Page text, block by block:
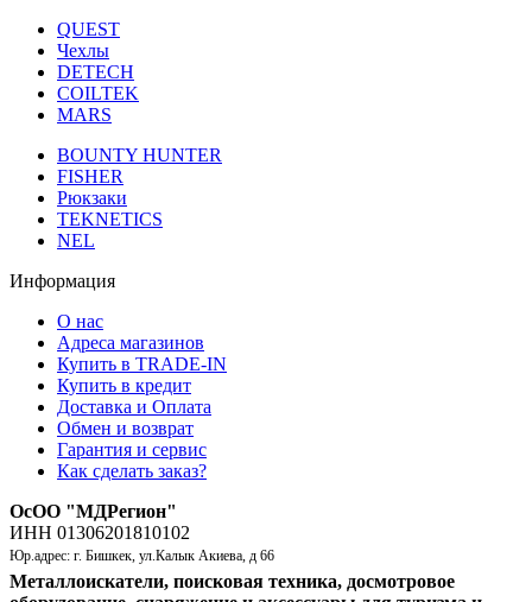
QUEST
Чехлы
DETECH
COILTEK
MARS
BOUNTY HUNTER
FISHER
Рюкзаки
TEKNETICS
NEL
Информация
О нас
Адреса магазинов
Купить в TRADE-IN
Купить в кредит
Доставка и Оплата
Обмен и возврат
Гарантия и сервис
Как сделать заказ?
ОсОО "МДРегион"
ИНН 01306201810102
Юр.адрес: г. Бишкек, ул.Калык Акиева, д 66
Металлоискатели, поисковая техника, досмотровое